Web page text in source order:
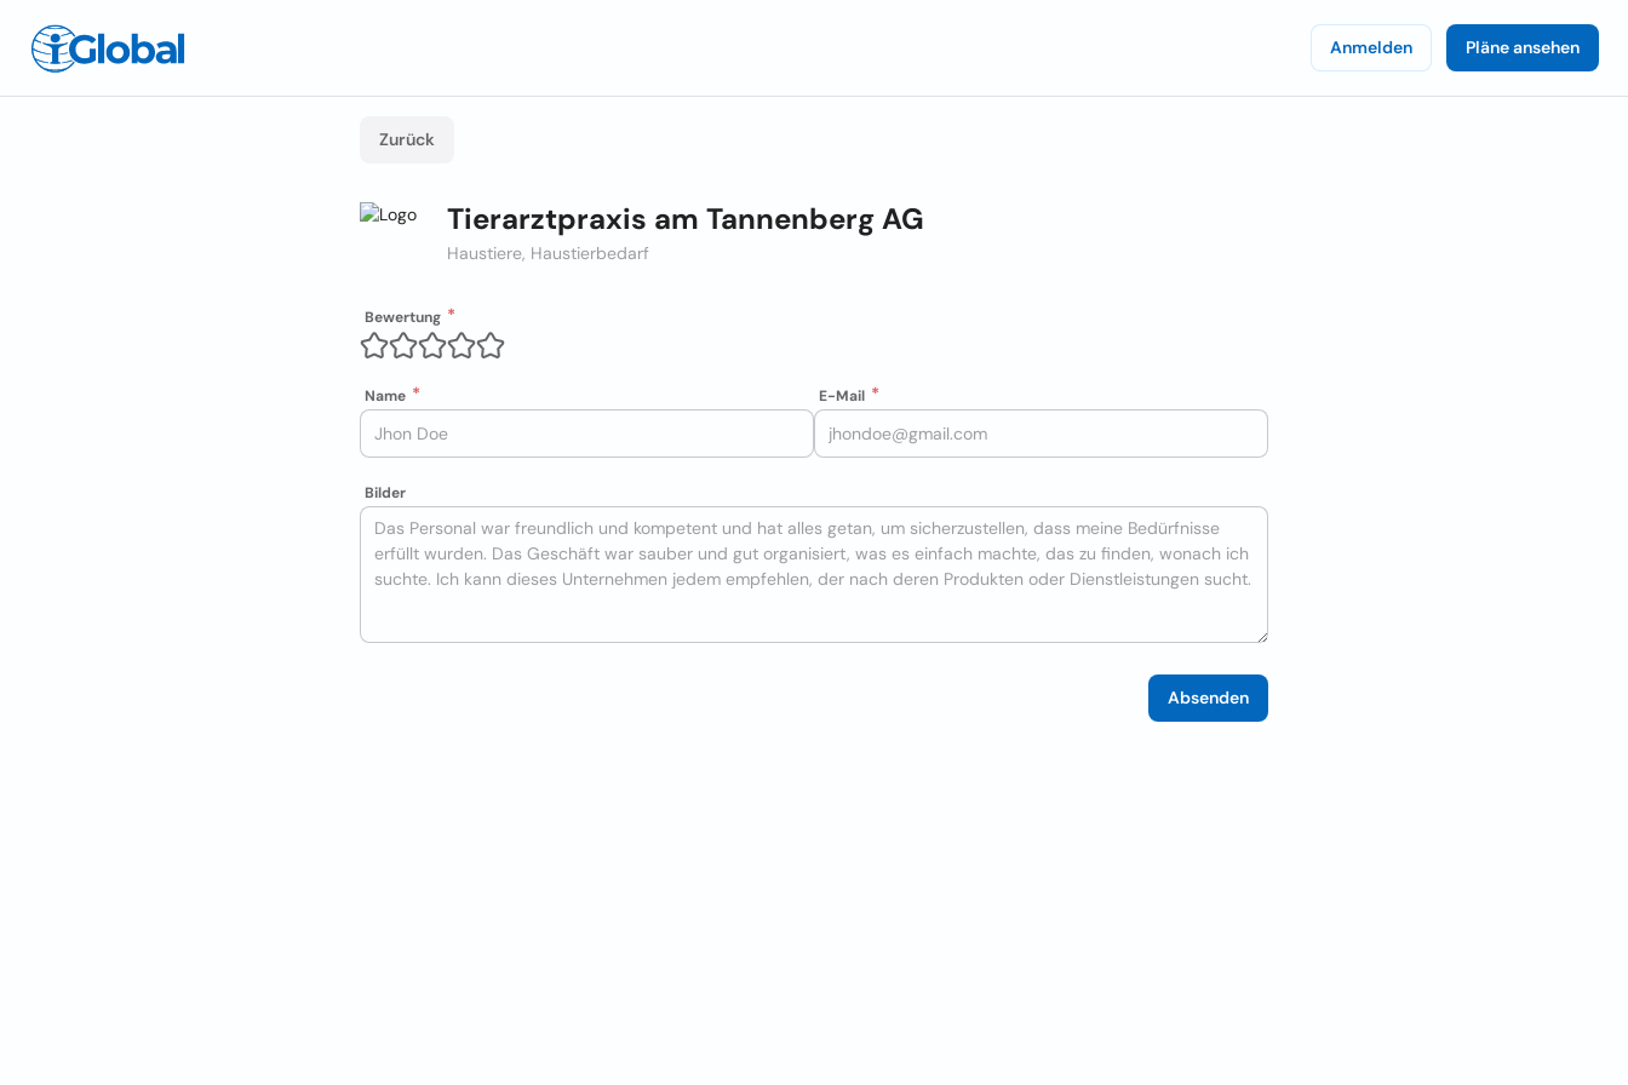
Anmelden Pläne ansehen
Zurück
Tierarztpraxis am Tannenberg AG
Haustiere, Haustierbedarf
Bewertung
Name E-Mail
Bilder
Absenden